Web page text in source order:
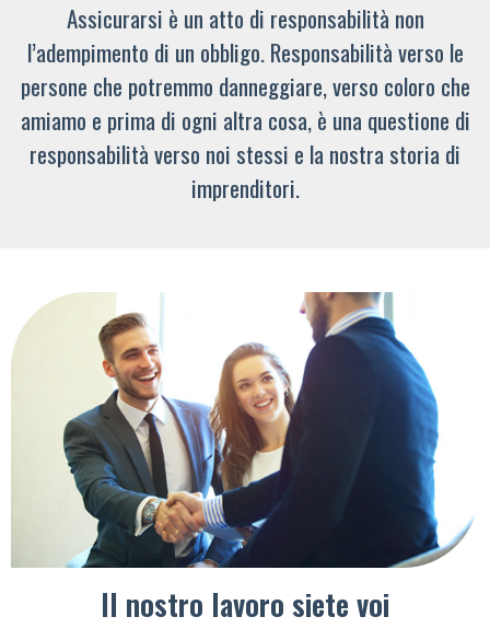
Assicurarsi è un atto di responsabilità non
l’adempimento di un obbligo. Responsabilità verso le
persone che potremmo danneggiare, verso coloro che
amiamo e prima di ogni altra cosa, è una questione di
responsabilità verso noi stessi e la nostra storia di
imprenditori.
Il nostro lavoro siete voi